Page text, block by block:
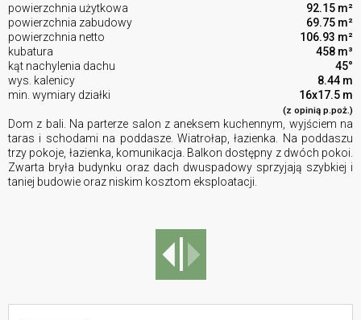
powierzchnia użytkowa
92.15 m²
powierzchnia zabudowy
69.75 m²
powierzchnia netto
106.93 m²
kubatura
458 m³
kąt nachylenia dachu
45°
wys. kalenicy
8.44 m
min. wymiary działki
16x17.5 m
(z opinią p.poż.)
Dom z bali. Na parterze salon z aneksem kuchennym, wyjściem na
taras i schodami na poddasze. Wiatrołap, łazienka. Na poddaszu
trzy pokoje, łazienka, komunikacja. Balkon dostępny z dwóch pokoi.
Zwarta bryła budynku oraz dach dwuspadowy sprzyjają szybkiej i
taniej budowie oraz niskim kosztom eksploatacji.